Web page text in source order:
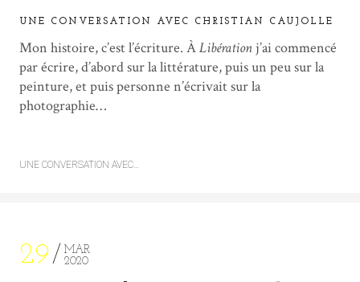
UNE CONVERSATION AVEC CHRISTIAN CAUJOLLE
Mon histoire, c’est l’écriture. ÀLibération j’ai commencé
par écrire, d’abord sur la littérature, puis un peu sur la
peinture, et puis personne n’écrivait sur la
photographie…
UNE CONVERSATION AVEC…
29
MAR
2020